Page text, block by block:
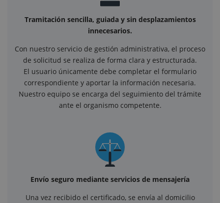
Tramitación sencilla, guiada y sin desplazamientos
innecesarios.
Con nuestro servicio de gestión administrativa, el proceso
de solicitud se realiza de forma clara y estructurada.
El usuario únicamente debe completar el formulario
correspondiente y aportar la información necesaria.
Nuestro equipo se encarga del seguimiento del trámite
ante el organismo competente.
Envío seguro mediante servicios de mensajería
Una vez recibido el certificado, se envía al domicilio